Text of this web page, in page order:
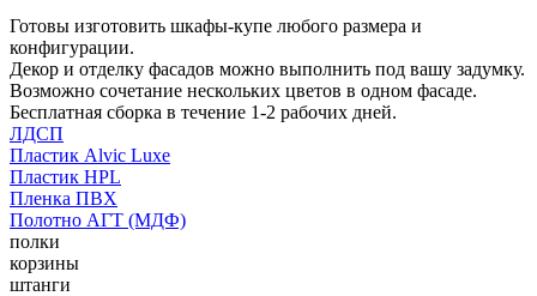
Готовы изготовить шкафы-купе любого размера и
конфигурации.
Декор и отделку фасадов можно выполнить под вашу задумку.
Возможно сочетание нескольких цветов в одном фасаде.
Бесплатная сборка в течение 1-2 рабочих дней.
ЛДСП
Пластик Alvic Luxe
Пластик HPL
Пленка ПВХ
Полотно АГТ (МДФ)
полки
корзины
штанги